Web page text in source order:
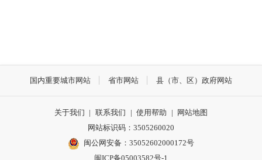
国内重要城市网站 省市网站 县（市、区）政府网站
关于我们 | 联系我们 | 使用帮助 |
网站地图
网站标识码：3505260020
闽公网安备：35052602000172号
闽ICP备05003582号-1